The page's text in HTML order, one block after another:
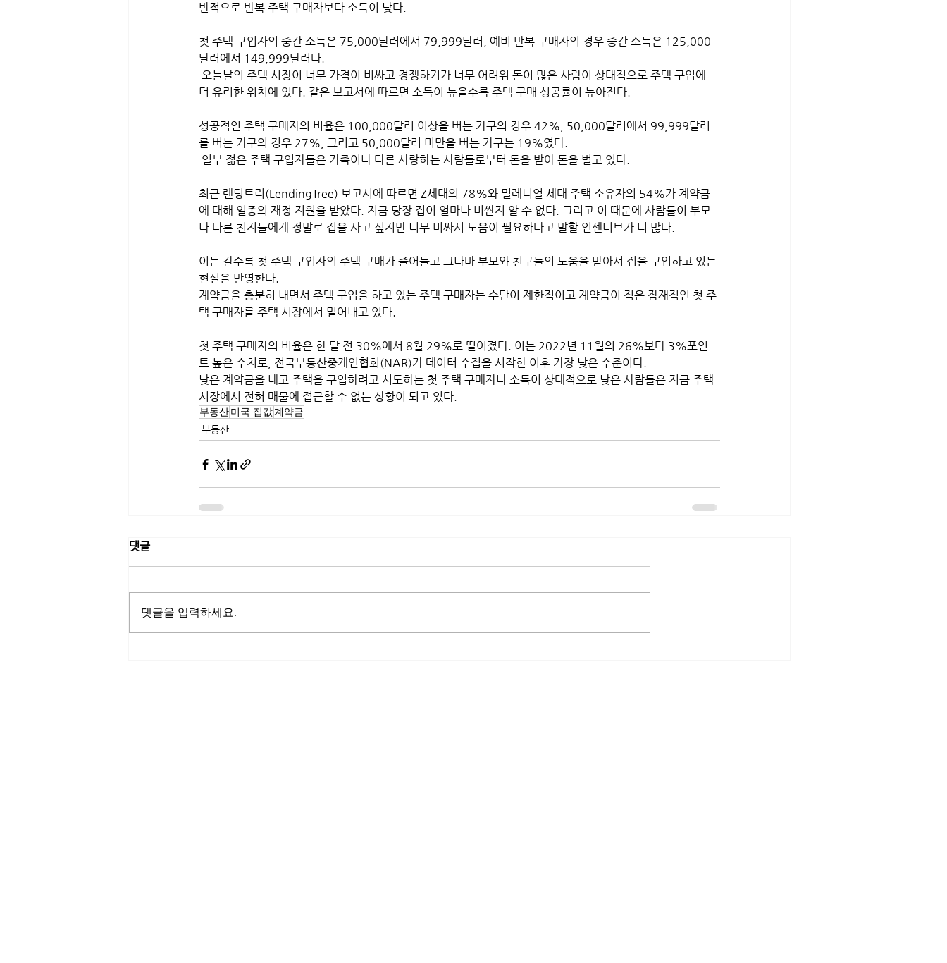
반적으로 반복 주택 구매자보다 소득이 낮다.
첫 주택 구입자의 중간 소득은 75,000달러에서 79,999달러, 예비 반복 구매자의 경우 중간 소득은 125,000
달러에서 149,999달러다.
더 유리한 위치에 있다. 같은 보고서에 따르면 소득이 높을수록 주택 구매 성공률이 높아진다.
성공적인 주택 구매자의 비율은 100,000달러 이상을 버는 가구의 경우 42%, 50,000달러에서 99,999달러
를 버는 가구의 경우 27%, 그리고 50,000달러 미만을 버는 가구는 19%였다.
일부 젊은 주택 구입자들은 가족이나 다른 사랑하는 사람들로부터 돈을 받아 돈을 벌고 있다.
최근 렌딩트리(LendingTree) 보고서에 따르면 Z세대의 78%와 밀레니얼 세대 주택 소유자의 54%가 계약금
에 대해 일종의 재정 지원을 받았다. 지금 당장 집이 얼마나 비싼지 알 수 없다. 그리고 이 때문에 사람들이 부모
나 다른 친지들에게 정말로 집을 사고 싶지만 너무 비싸서 도움이 필요하다고 말할 인센티브가 더 많다.
이는 갈수록 첫 주택 구입자의 주택 구매가 줄어들고 그나마 부모와 친구들의 도움을 받아서 집을 구입하고 있는
현실을 반영한다.
계약금을 충분히 내면서 주택 구입을 하고 있는 주택 구매자는 수단이 제한적이고 계약금이 적은 잠재적인 첫 주
택 구매자를 주택 시장에서 밀어내고 있다.
첫 주택 구매자의 비율은 한 달 전 30%에서 8월 29%로 떨어졌다. 이는 2022년 11월의 26%보다 3%포인
트 높은 수치로, 전국부동산중개인협회(NAR)가 데이터 수집을 시작한 이후 가장 낮은 수준이다.
낮은 계약금을 내고 주택을 구입하려고 시도하는 첫 주택 구매자나 소득이 상대적으로 낮은 사람들은 지금 주택
시장에서 전혀 매물에 접근할 수 없는 상황이 되고 있다.
부동산미국 집값계약금
부동산
댓글
댓글을 입력하세요.